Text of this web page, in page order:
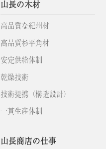
山長の木材
高品質な紀州材
高品質杉平角材
安定供給体制
乾燥技術
技術提携（構造設計）
一貫生産体制
山長商店の仕事